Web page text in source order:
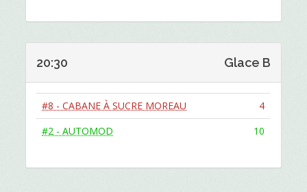
20:30 Glace B
#8 - CABANE À SUCRE MOREAU
4
#2 - AUTOMOD
10